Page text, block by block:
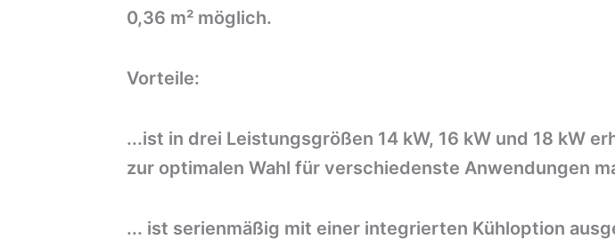
0,36 m² möglich.
Vorteile:
...ist in drei Leistungsgrößen 14 kW, 16 kW und 18 kW
zur optimalen Wahl für verschiedenste Anwendungen
... ist serienmäßig mit einer integrierten Kühloption